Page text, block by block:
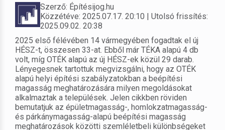
Szerző: Építésijog.hu
Közzétéve: 2025.07.17. 20:10 | Utolsó frissítés:
2025.09.02. 20:38
2025 első félévében 14 vármegyében fogadtak el új
HÉSZ-t, összesen 33-at. Ebből már TÉKA alapú 4 db
volt, míg OTÉK alapú az új HÉSZ-ek közül 29 darab.
Lényegesnek tartottuk megvizsgálni, hogy az OTÉK
alapú helyi építési szabályzatokban a beépítési
magasság meghatározására milyen megoldásokat
alkalmaztak a települések. Jelen cikkben röviden
bemutatjuk az épületmagasság-, homlokzatmagasság-
és párkánymagasság-alapú beépítési magasság
meghatározások közötti szemléletbeli különbségeket